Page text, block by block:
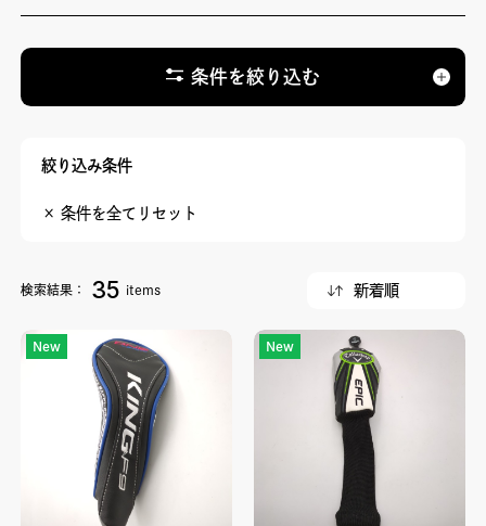
条件を絞り込む
絞り込み条件
× 条件を全てリセット
検索結果： 35 items
New New